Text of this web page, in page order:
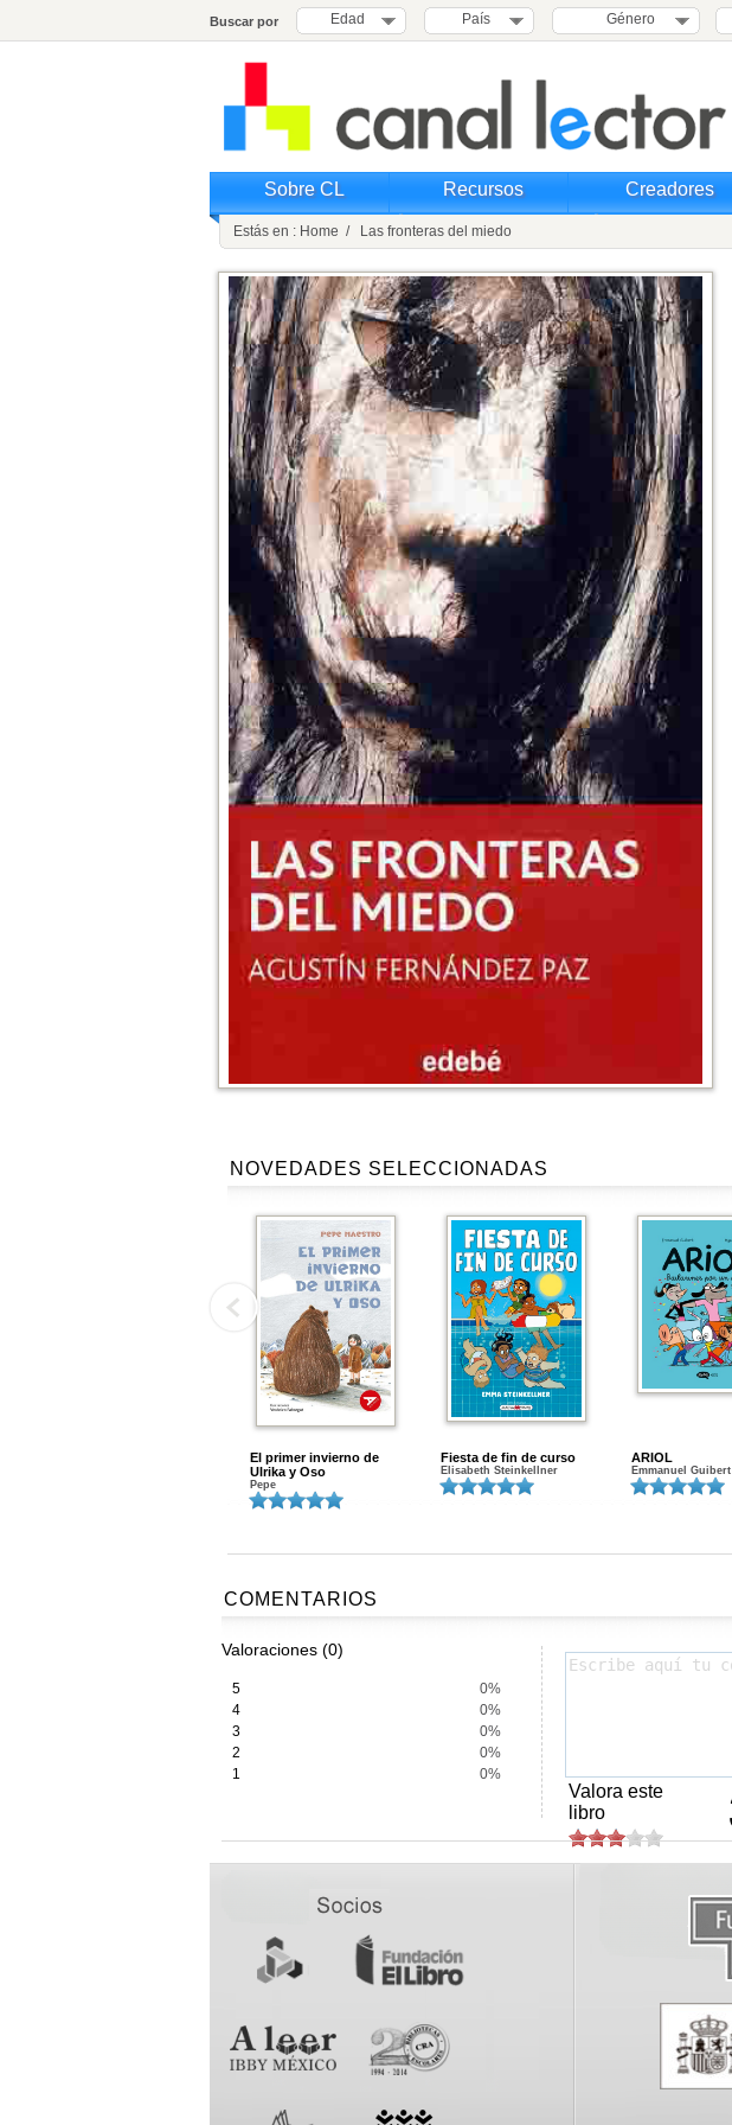
Buscar por Edad País Género
Sobre CL Recursos Creadores
Estás en : Home / Las fronteras del miedo
NOVEDADES SELECCIONADAS
El primer invierno de
Ulrika y Oso
Pepe
Fiesta de fin de curso
Elisabeth Steinkellner
ARIOL
Emmanuel Guibert
COMENTARIOS
Valoraciones (0)
5
0%
4
0%
3
0%
2
0%
1
0%
Valora este
libro